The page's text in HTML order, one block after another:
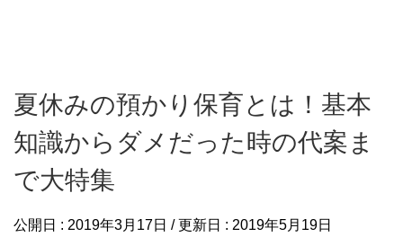
夏休みの預かり保育とは！基本
知識からダメだった時の代案ま
で大特集
公開日 : 2019年3月17日 / 更新日 : 2019年5月19日